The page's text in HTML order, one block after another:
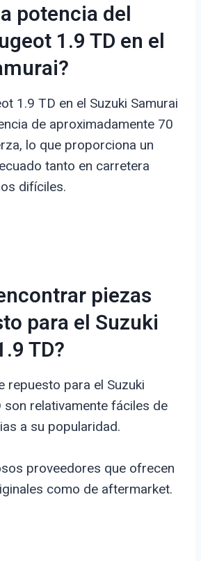
potencia del
1.9 TD en el
1.9 TD en el Suzuki Samurai
de aproximadamente 70
lo que proporciona un
tanto en carretera
difíciles.
piezas
para el Suzuki
TD?
repuesto para el Suzuki
son relativamente fáciles de
a su popularidad.
proveedores que ofrecen
como de aftermarket.